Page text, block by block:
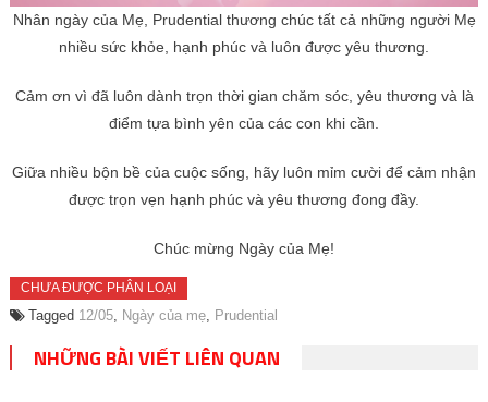
Nhân ngày của Mẹ, Prudential thương chúc tất cả những người Mẹ
nhiều sức khỏe, hạnh phúc và luôn được yêu thương.
Cảm ơn vì đã luôn dành trọn thời gian chăm sóc, yêu thương và là
điểm tựa bình yên của các con khi cần.
Giữa nhiều bộn bề của cuộc sống, hãy luôn mỉm cười để cảm nhận
được trọn vẹn hạnh phúc và yêu thương đong đầy.
Chúc mừng Ngày của Mẹ!
CHƯA ĐƯỢC PHÂN LOẠI
Tagged 12/05, Ngày của mẹ, Prudential
NHỮNG BÀI VIẾT LIÊN QUAN